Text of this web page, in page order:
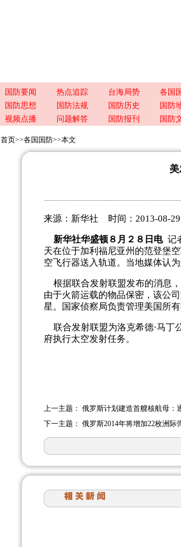
国防要闻 热点追踪 台海局势 各国
国防思想 国防法规 国防历史 国防
视频点播 问题解答 国防报刊 国防
首页>>各国国防>>本文
来源：新华社 时间：2013-08-29
新华社华盛顿８月２８日电记
天在位于加利福尼亚州的范登堡
空飞行器送入轨道。当地媒体认为
根据联合发射联盟发布的消息，
由于火箭运载的物品保密，该公
星。国家侦察局负责管理美国所有
联合发射联盟为洛克希德·马丁
府执行太空发射任务。
上一主题： 俄罗斯计划建造首艘核航母：
下一主题： 俄罗斯2014年将增加22枚洲际